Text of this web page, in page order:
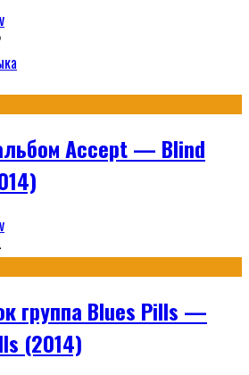
Accept — Blind
группа Blues Pills —
(2014)